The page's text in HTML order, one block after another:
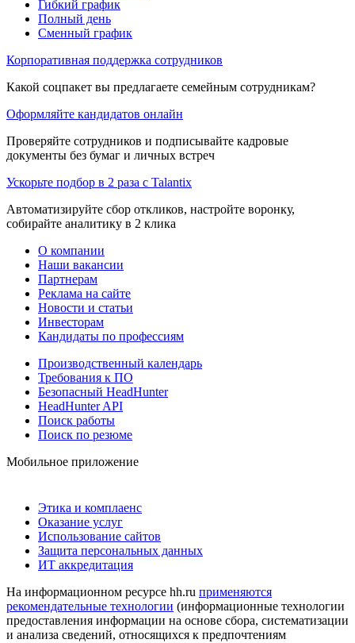
Гибкий график
Полный день
Сменный график
Корпоративная поддержка сотрудников
Какой соцпакет вы предлагаете семейным сотрудникам?
Оформляйте кандидатов онлайн
Проверяйте сотрудников и подписывайте кадровые
документы без бумаг и личных встреч
Ускорьте подбор в 2 раза с Talantix
Автоматизируйте сбор откликов, настройте воронку,
собирайте аналитику в 2 клика
О компании
Наши вакансии
Партнерам
Реклама на сайте
Новости и статьи
Инвесторам
Кандидаты по профессиям
Производственный календарь
Требования к ПО
Безопасный HeadHunter
HeadHunter API
Поиск работы
Поиск по резюме
Мобильное приложение
Этика и комплаенс
Оказание услуг
Использование сайтов
Защита персональных данных
ИТ аккредитация
На информационном ресурсе hh.ru применяются
рекомендательные технологии (информационные технологии
предоставления информации на основе сбора, систематизации
и анализа сведений, относящихся к предпочтениям